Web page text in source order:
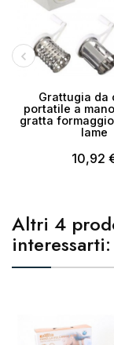
Grattugia da
portatile a
gratta
lame
10,92
Altri 4
interessarti: